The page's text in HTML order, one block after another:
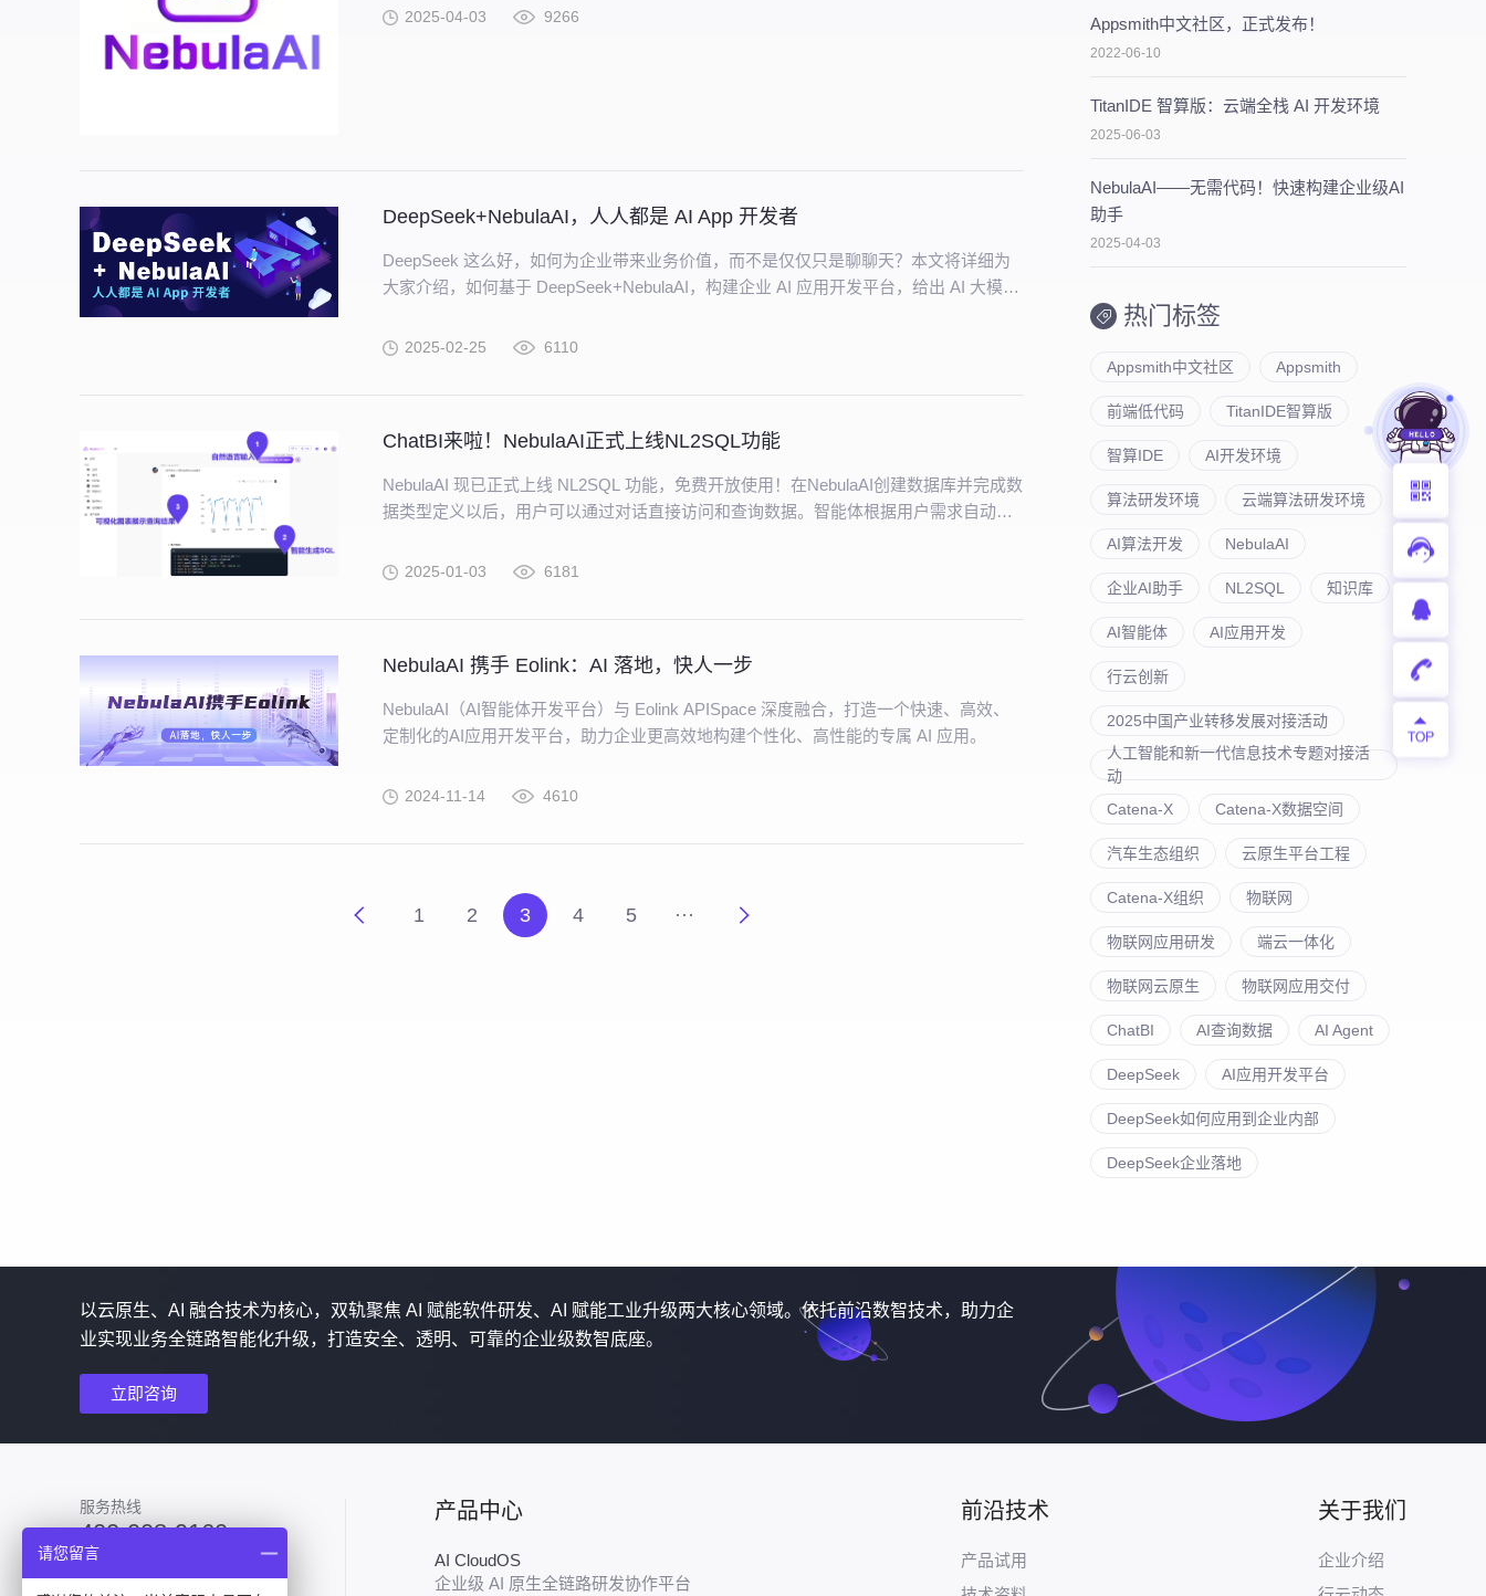
2025-04-03 9266
DeepSeek+NebulaAI，人人都是 AI App 开发者
DeepSeek 这么好，如何为企业带来业务价值，而不是仅仅只是聊聊天？本文将详细为
大家介绍，如何基于 DeepSeek+NebulaAI，构建企业 AI 应用开发平台，给出 AI 大模型
2025-02-25 6110
ChatBI来啦！NebulaAI正式上线NL2SQL功能
NebulaAI 现已正式上线 NL2SQL 功能，免费开放使用！在NebulaAI创建数据库并完成数
据类型定义以后，用户可以通过对话直接访问和查询数据。智能体根据用户需求自动生
2025-01-03 6181
NebulaAI 携手 Eolink：AI 落地，快人一步
NebulaAI（AI智能体开发平台）与 Eolink APISpace 深度融合，打造一个快速、高效、
定制化的AI应用开发平台，助力企业更高效地构建个性化、高性能的专属 AI 应用。
2024-11-14 4610
1 2 3 4 5 ···
Appsmith中文社区，正式发布！
2022-06-10
TitanIDE 智算版：云端全栈 AI 开发环境
2025-06-03
NebulaAI——无需代码！快速构建企业级AI
助手
2025-04-03
热门标签
Appsmith中文社区 Appsmith
前端低代码 TitanIDE智算版
智算IDE AI开发环境
算法研发环境 云端算法研发环境
AI算法开发 NebulaAI
企业AI助手 NL2SQL 知识库
AI智能体 AI应用开发
行云创新
2025中国产业转移发展对接活动
人工智能和新一代信息技术专题对接活
动
Catena-X
Catena-X数据空间
汽车生态组织 云原生平台工程
Catena-X组织 物联网
物联网应用研发 端云一体化
物联网云原生 物联网应用交付
ChatBI AI查询数据 AI Agent
DeepSeek AI应用开发平台
DeepSeek如何应用到企业内部
DeepSeek企业落地
以云原生、AI 融合技术为核心，双轨聚焦 AI 赋能软件研发、AI 赋能工业升级两大核心领域。依托前沿数智技术，助力企
业实现业务全链路智能化升级，打造安全、透明、可靠的企业级数智底座。
立即咨询
服务热线
400-008-9160
产品中心
AI CloudOS
企业级 AI 原生全链路研发协作平台
前沿技术
产品试用
关于我们
企业介绍
请您留言